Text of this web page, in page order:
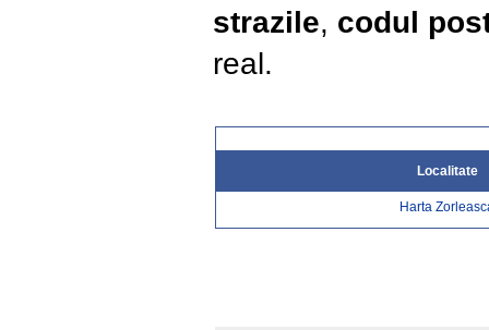
strazile, codul
real.
Localitate
Harta